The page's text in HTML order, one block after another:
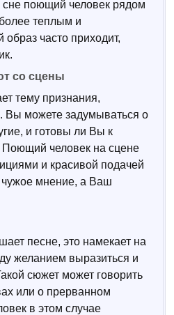
сне поющий человек рядом
теплым и
часто приходит,
со сцены
тему признания,
Вы можете задумываться о
и готовы ли Вы к
человек на сцене
и красивой подачей
мнение, а Ваш
песне, это намекает на
желанием выразиться и
сюжет может говорить
или о прерванном
в этом случае